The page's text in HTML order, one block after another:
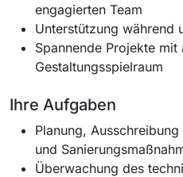
engagierten Team
Unterstützung während
Spannende Projekte mit
Gestaltungsspielraum
Ihre Aufgaben
Planung,
und
Überwachung des